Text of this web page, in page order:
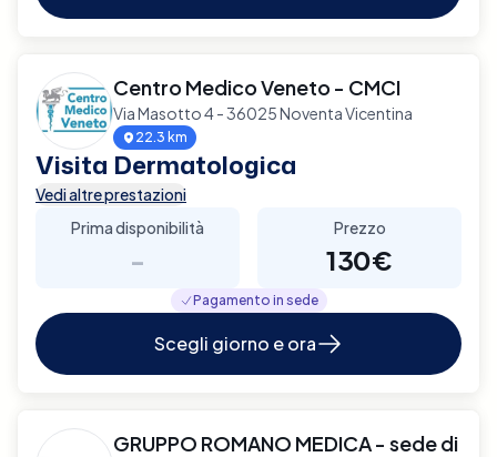
Centro Medico Veneto - CMCI
Via Masotto 4 - 36025 Noventa Vicentina
22.3 km
Visita Dermatologica
Vedi altre prestazioni
Prima disponibilità
-
Prezzo
130€
Pagamento in sede
Scegli giorno e ora
GRUPPO ROMANO MEDICA - sede di